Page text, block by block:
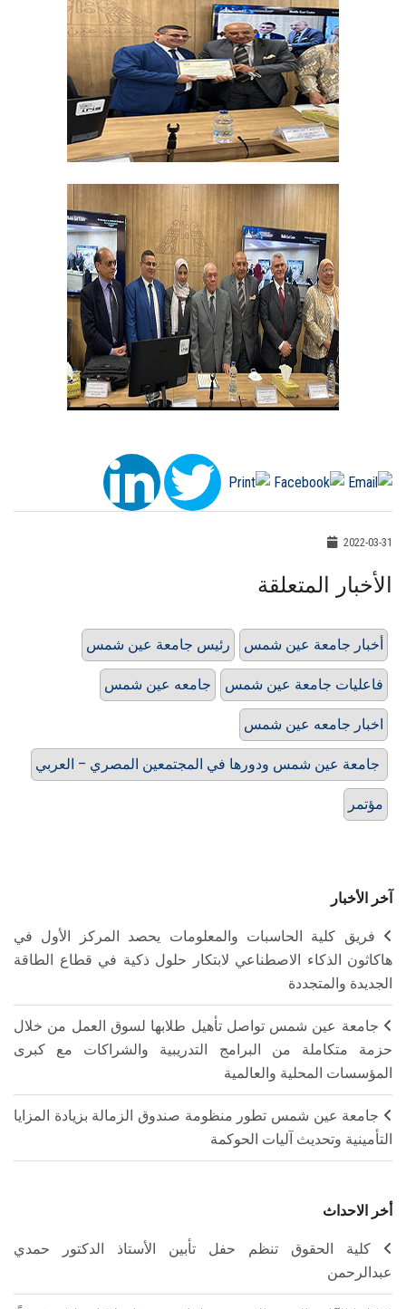
2022-03-31
الأخبار المتعلقة
رئيس جامعة عين شمس أخبار جامعة عين شمس
جامعه عين شمس فاعليات جامعة عين شمس
اخبار جامعه عين شمس
‏ جامعة عين شمس ودورها في المجتمعين المصري – العربي
مؤتمر
آخر الأخبار
فريق كلية الحاسبات والمعلومات يحصد المركز الأول في
هاكاثون الذكاء الاصطناعي لابتكار حلول ذكية في قطاع الطاقة
الجديدة والمتجددة
جامعة عين شمس تواصل تأهيل طلابها لسوق العمل من خلال
حزمة متكاملة من البرامج التدريبية والشراكات مع كبرى
المؤسسات المحلية والعالمية
جامعة عين شمس تطور منظومة صندوق الزمالة بزيادة المزايا
التأمينية وتحديث آليات الحوكمة
أخر الاحداث
كلية الحقوق تنظم حفل تأبين الأستاذ الدكتور حمدي
عبدالرحمن